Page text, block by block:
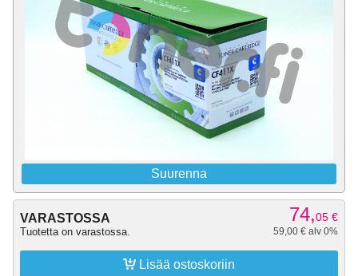
Suurenna
VARASTOSSA
Tuotetta on varastossa.
74,05 €
59,00 € alv 0%
 Lisää ostoskoriin